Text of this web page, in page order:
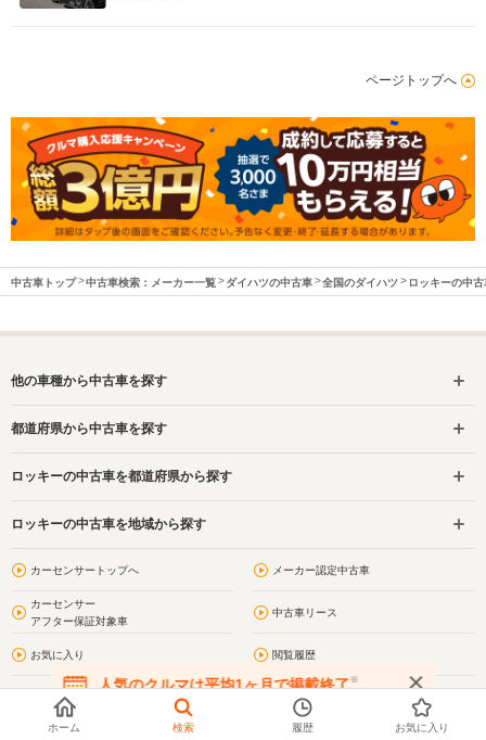
ページトップへ
中古車トップ 中古車検索：メーカー一覧 ダイハツの中古車 全国のダイハツ ロッキーの中古
他の車種から中古車を探す
都道府県から中古車を探す
ロッキーの中古車を都道府県から探す
ロッキーの中古車を地域から探す
カーセンサートップへ メーカー認定中古車
カーセンサー
アフター保証対象車
中古車リース
お気に入り 閲覧履歴
問合わせ履歴 プライバシーポリシー
人気のクルマは平均1ヶ月で掲載終了※
在庫が無くなる前にお問い合わせください
ホーム 検索 履歴 お気に入り